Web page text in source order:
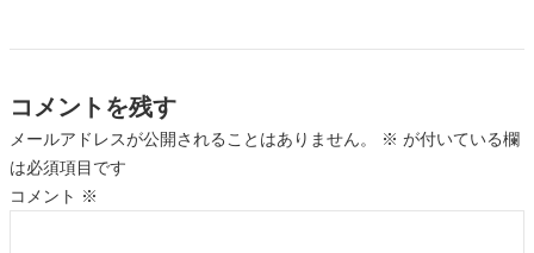
コメントを残す
メールアドレスが公開されることはありません。 ※ が付いている欄
は必須項目です
コメント ※